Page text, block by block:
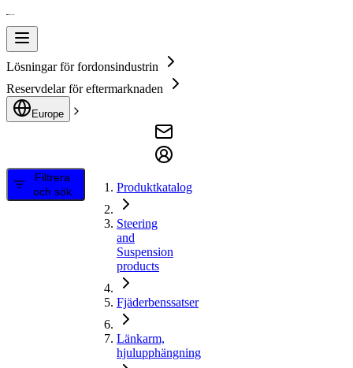
Lösningar för fordonsindustrin
Reservdelar för eftermarknaden
Europe
Filtrera
och sök
Produktkatalog
Steering
and
Suspension
products
Fjäderbenssatser
Länkarm,
hjulupphängning